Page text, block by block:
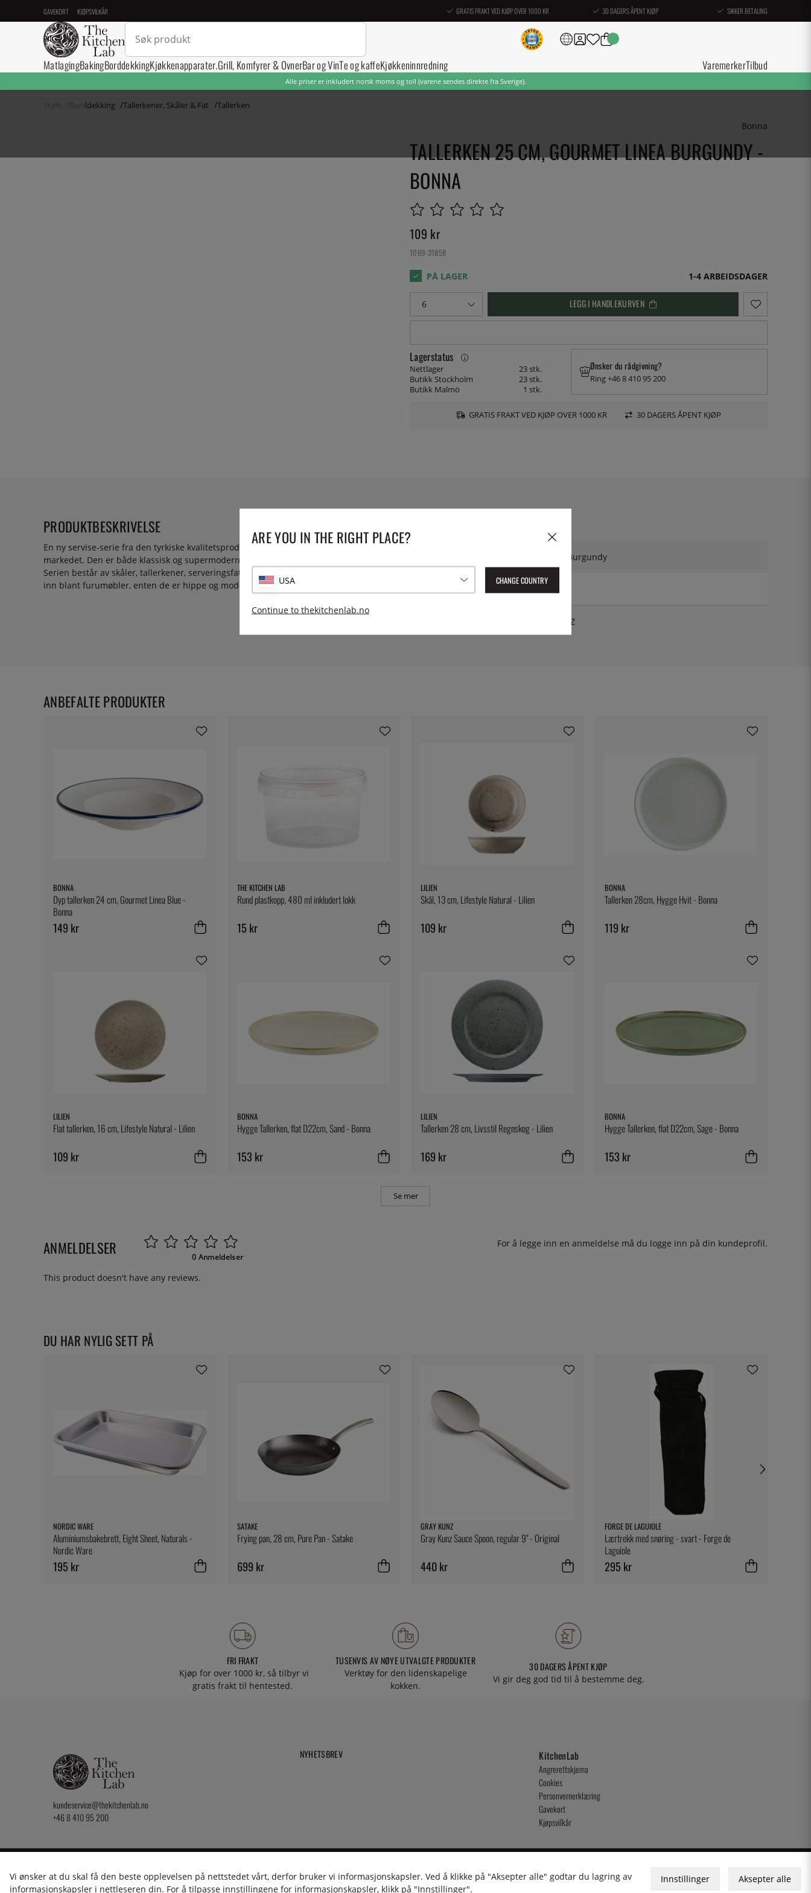
GAVEKORT KJØPSVILKÅR GRATIS FRAKT VED KJØP OVER 1000 KR 30 DAGERS ÅPENT KJØP SIKKER BETALING
MatlagingBakingBorddekkingKjøkkenapparater.Grill, Komfyrer & OvnerBar og VinTe og kaffeKjøkkeninnredning VaremerkerTilbud
Alle priser er inkludert norsk moms og toll (varene sendes direkte fra Sverige).
Start Borddekking Tallerkener, Skåler & Fat Tallerken
Bonna
TALLERKEN 25 CM, GOURMET LINEA BURGUNDY -
BONNA
109 kr
1069-31858
1-4 ARBEIDSDAGER
LEGG I HANDLEKURVEN
Lagerstatus
Nettlager
23 stk.
Butikk Stockholm
23 stk.
Butikk Malmö
1 stk.
Ønsker du rådgivning?
Ring +46 8 410 95 200
GRATIS FRAKT VED KJØP OVER 1000 KR 30 DAGERS ÅPENT KJØP
PRODUKTBESKRIVELSE
En ny servise-serie fra den tyrkiske kvalitetsprodusenten Bonna har kommet på
markedet. Den er både klassisk og supermoderne med sin stringente grafiske design.
Serien består av skåler, tallerkener, serveringsfat og kaffekopper og passer like godt
inn blant furumøbler, enten de er hippe og moderne eller daterte og urestaurerte!
Linea Burgundy
LNEBDGRM25DZ
BONNA
Dyp tallerken 24 cm, Gourmet Linea Blue -
Bonna
149 kr
THE KITCHEN LAB
Rund plastkopp, 480 ml inkludert lokk
15 kr
LILIEN
Skål, 13 cm, Lifestyle Natural - Lilien
109 kr
BONNA
Tallerken 28cm, Hygge Hvit - Bonna
119 kr
LILIEN
Flat tallerken, 16 cm, Lifestyle Natural - Lilien
109 kr
BONNA
Hygge Tallerken, flat D22cm, Sand - Bonna
153 kr
LILIEN
Tallerken 28 cm, Livsstil Regnskog - Lilien
169 kr
BONNA
Hygge Tallerken, flat D22cm, Sage - Bonna
153 kr
Se mer
ANBEFALTE PRODUKTER
ANMELDELSER 0 Anmeldelser
For å legge inn en anmeldelse må du logge inn på din kundeprofil.
This product doesn't have any reviews.
DU HAR NYLIG SETT PÅ
NORDIC WARE
Aluminiumsbakebrett, Eight Sheet, Naturals -
Nordic Ware
195 kr
SATAKE
Frying pan, 28 cm, Pure Pan - Satake
699 kr
GRAY KUNZ
Gray Kunz Sauce Spoon, regular 9" - Original
440 kr
FORGE DE LAGUIOLE
Lærtrekk med snøring - svart - Forge de
Laguiole
295 kr
FRI FRAKT
Kjøp for over 1000 kr, så tilbyr vi
gratis frakt til hentested.
TUSENVIS AV NØYE UTVALGTE PRODUKTER
Verktøy for den lidenskapelige
kokken.
30 DAGERS ÅPENT KJØP
Vi gir deg god tid til å bestemme deg.
kundeservice@thekitchenlab.no
+46 8 410 95 200
NYHETSBREV KitchenLab
Angrerettskjema
Cookies
Personvernerklæring
Gavekort
Kjøpsvilkår
2026 KitchenLab AB
Vi ønsker at du skal få den beste opplevelsen på nettstedet vårt, derfor bruker vi informasjonskapsler. Ved å klikke på "Aksepter alle" godtar du lagring av
informasjonskapsler i nettleseren din. For å tilpasse innstillingene for informasjonskapsler, klikk på "Innstillinger".
Innstillinger Aksepter alle
ARE YOU IN THE RIGHT PLACE?
USA CHANGE COUNTRY
Continue to thekitchenlab.no